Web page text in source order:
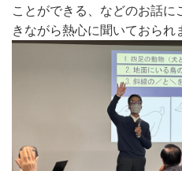
ことができる、などのお話
きながら熱心に聞いておられ